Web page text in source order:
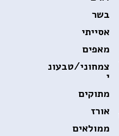
בשר
אסייתי
מאפים
צמחוני/טבעונ
י
מתוקים
אורז
ממולאים